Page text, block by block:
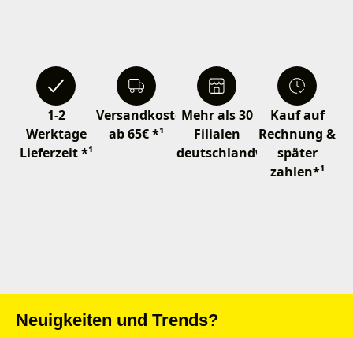
1-2
Werktage
Lieferzeit *¹
Versandkostenfrei
ab 65€ *¹
Mehr als 30
Filialen
deutschlandweit
Kauf auf
Rechnung &
später
zahlen*¹
Neuigkeiten und Trends?